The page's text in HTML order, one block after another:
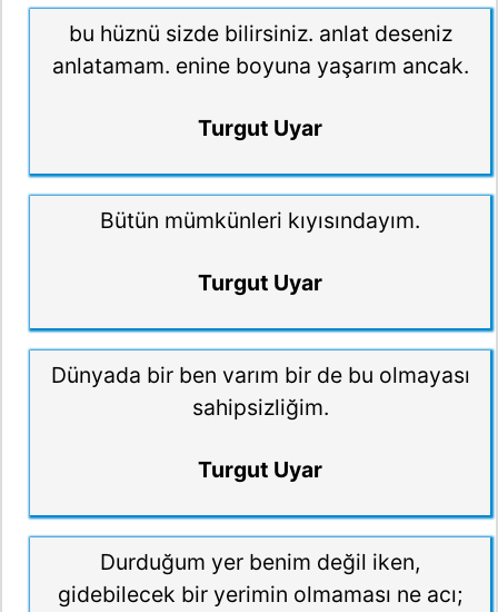
bu hüznü sizde bilirsiniz. anlat deseniz
anlatamam. enine boyuna yaşarım ancak.
Turgut Uyar
Bütün mümkünleri kıyısındayım.
Turgut Uyar
Dünyada bir ben varım bir de bu olmayası
sahipsizliğim.
Turgut Uyar
Durduğum yer benim değil iken,
gidebilecek bir yerimin olmaması ne acı;